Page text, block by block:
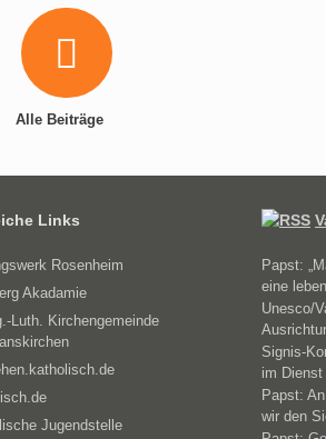
Alle Beiträge
Links
Rosenheim
Akadamie
Luth. Kirchengemeinde
Jugendstelle
Papst:
eine
Unesco/
Signis-
im
Papst:
wir den